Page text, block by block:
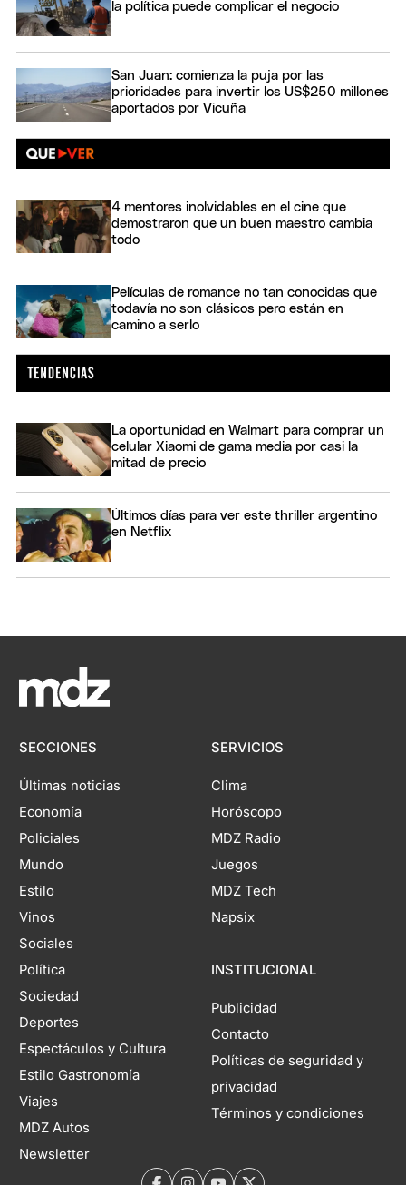
la política puede complicar el negocio
San Juan: comienza la puja por las
prioridades para invertir los US$250 millones
aportados por Vicuña
4 mentores inolvidables en el cine que
demostraron que un buen maestro cambia
todo
Películas de romance no tan conocidas que
todavía no son clásicos pero están en
camino a serlo
La oportunidad en Walmart para comprar un
celular Xiaomi de gama media por casi la
mitad de precio
Últimos días para ver este thriller argentino
en Netflix
SECCIONES
Últimas noticias
Economía
Policiales
Mundo
Estilo
Vinos
Sociales
Política
Sociedad
Deportes
Espectáculos y Cultura
Estilo Gastronomía
Viajes
MDZ Autos
Newsletter
SERVICIOS
Clima
Horóscopo
MDZ Radio
Juegos
MDZ Tech
Napsix
INSTITUCIONAL
Publicidad
Contacto
Políticas de seguridad y
privacidad
Términos y condiciones